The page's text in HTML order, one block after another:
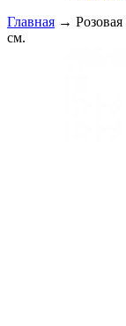
Главная →
см.